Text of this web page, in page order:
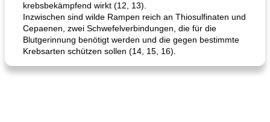
krebsbekämpfend wirkt (12, 13).
Inzwischen sind wilde Rampen reich an Thiosulfinaten und
Cepaenen, zwei Schwefelverbindungen, die für die
Blutgerinnung benötigt werden und die gegen bestimmte
Krebsarten schützen sollen (14, 15, 16).